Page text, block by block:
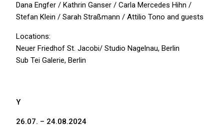
Dana Engfer / Kathrin Ganser / Carla Mercedes Hihn /
Stefan Klein / Sarah Straßmann / Attilio Tono and guests
Locations:
Neuer Friedhof St. Jacobi/ Studio Nagelnau, Berlin
Sub Tei Galerie, Berlin
Y
26.07. – 24.08.2024